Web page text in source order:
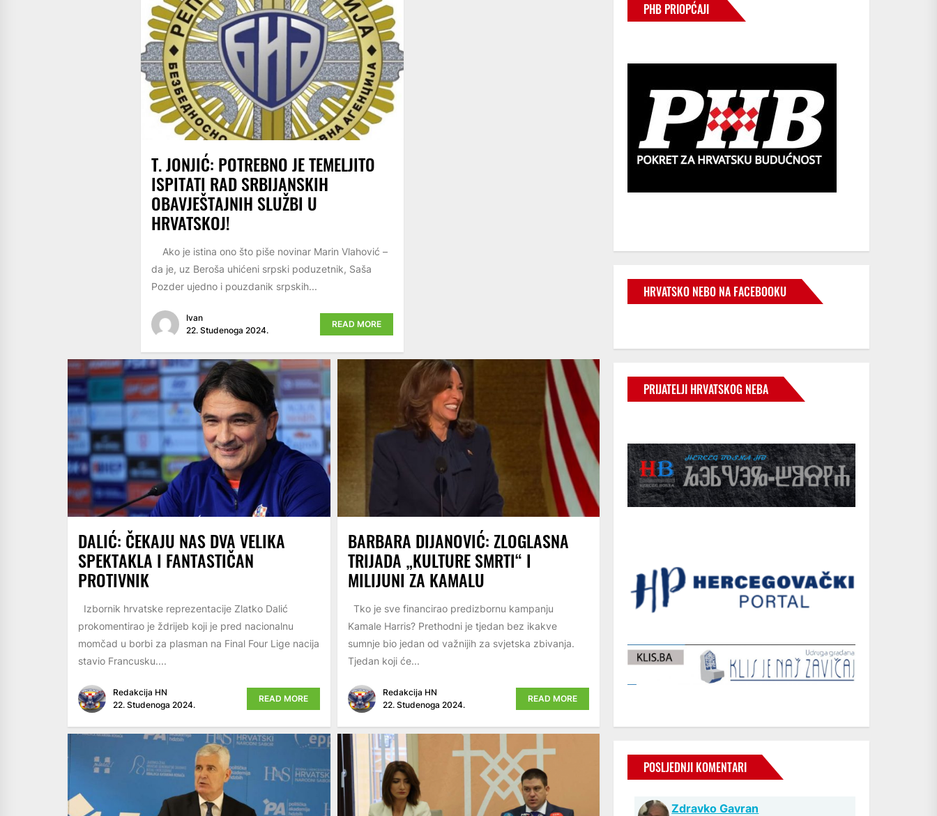
T. JONJIĆ: POTREBNO JE TEMELJITO
ISPITATI RAD SRBIJANSKIH
OBAVJEŠTAJNIH SLUŽBI U
HRVATSKOJ!
Ako je istina ono što piše novinar Marin Vlahović –
da je, uz Beroša uhićeni srpski poduzetnik, Saša
Pozder ujedno i pouzdanik srpskih...
Ivan
22. Studenoga 2024.
READ MORE
DALIĆ: ČEKAJU NAS DVA VELIKA
SPEKTAKLA I FANTASTIČAN
PROTIVNIK
Izbornik hrvatske reprezentacije Zlatko Dalić
prokomentirao je ždrijeb koji je pred nacionalnu
momčad u borbi za plasman na Final Four Lige nacija
stavio Francusku....
Redakcija HN
22. Studenoga 2024.
READ MORE
BARBARA DIJANOVIĆ: ZLOGLASNA
TRIJADA „KULTURE SMRTI“ I
MILIJUNI ZA KAMALU
Tko je sve financirao predizbornu kampanju
Kamale Harris? Prethodni je tjedan bez ikakve
sumnje bio jedan od važnijih za svjetska zbivanja.
Tjedan koji će...
Redakcija HN
22. Studenoga 2024.
READ MORE
PHB PRIOPĆAJI
HRVATSKO NEBO NA FACEBOOKU
PRIJATELJI HRVATSKOG NEBA
POSLJEDNJI KOMENTARI
Zdravko Gavran